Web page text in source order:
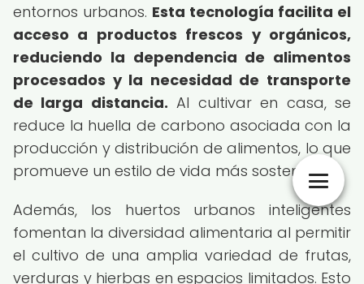
entornos urbanos. Esta tecnología facilita el
acceso a productos frescos y orgánicos,
reduciendo la dependencia de alimentos
procesados y la necesidad de transporte
de larga distancia. Al cultivar en casa, se
reduce la huella de carbono asociada con la
producción y distribución de alimentos, lo que
promueve un estilo de vida más sostenible.
Además, los huertos urbanos inteligentes
fomentan la diversidad alimentaria al permitir
el cultivo de una amplia variedad de frutas,
verduras y hierbas en espacios limitados. Esto